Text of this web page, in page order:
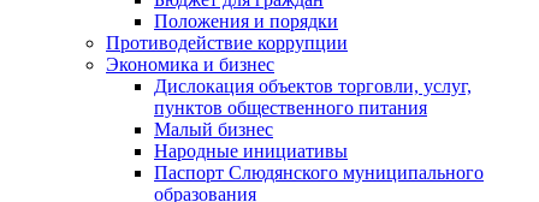
Положения и порядки
Противодействие коррупции
Экономика и бизнес
Дислокация объектов торговли, услуг,
пунктов общественного питания
Малый бизнес
Народные инициативы
Паспорт Слюдянского муниципального
образования